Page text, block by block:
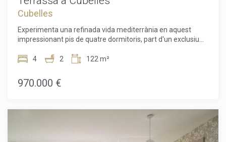
Cubelles
Experimenta una refinada vida mediterrània en aquest
impressionant pis de quatre dormitoris, part d'un exclusiu
estudi MIAS Arquitectos. Situat a pocs passos de les
excepcional combina arquitectura contemporània,
instal·lacions de primer nivell i l'elegància relaxada de la vida
perfecta de funcionalitat i sofisticació. Un acollidor rebedor
dona pas a una àmplia zona d'estar de concepte obert, on la
meva moderna cuina s'integra de forma fluida amb el
4 2 122 m²
970.000 €